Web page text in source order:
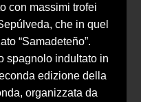
con massimi trofei
che in quel
“Samadeteño”.
spagnolo indultato in
edizione della
organizzata da